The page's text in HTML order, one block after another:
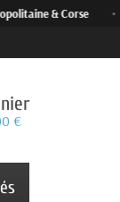
& Corse
€